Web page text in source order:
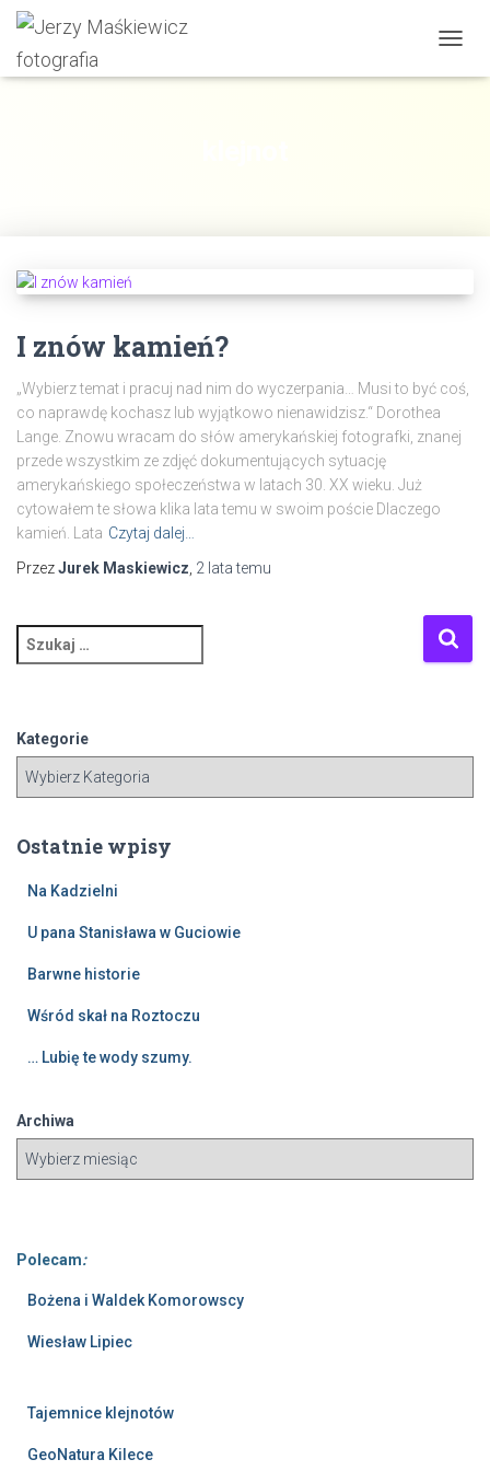
I znów kamień?
„Wybierz temat i pracuj nad nim do wyczerpania… Musi to być coś,
co naprawdę kochasz lub wyjątkowo nienawidzisz.“ Dorothea
Lange. Znowu wracam do słów amerykańskiej fotografki, znanej
przede wszystkim ze zdjęć dokumentujących sytuację
amerykańskiego społeczeństwa w latach 30. XX wieku. Już
cytowałem te słowa klika lata temu w swoim poście Dlaczego
kamień. Lata Czytaj dalej…
PrzezJurek Maskiewicz, 2 latatemu
z
a
j
Kategorie
Ostatnie wpisy
Na Kadzielni
U pana Stanisława w Guciowie
Barwne historie
Wśród skał na Roztoczu
… Lubię te wody szumy.
Archiwa
Polecam:
Bożena i Waldek Komorowscy
Wiesław Lipiec
Tajemnice klejnotów
GeoNatura Kilece